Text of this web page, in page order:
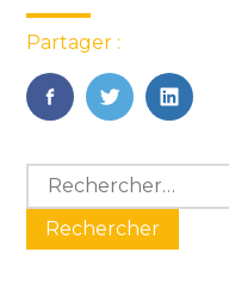
Partager :
FaceBook
Twitter
Blog
sidebar
Rechercher :